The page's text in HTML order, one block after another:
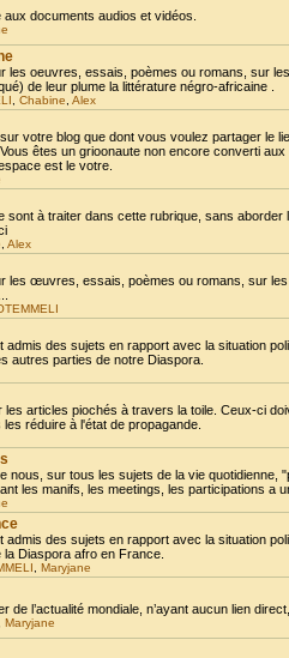
documents audios et vidéos.
les oeuvres, essais, poèmes ou romans, sur
de leur plume la littérature négro-africaine .
Chabine Alex
votre blog que dont vous voulez partager le
êtes un grioonaute non encore converti
est le votre.
sont à traiter dans cette rubrique, sans
Alex
les œuvres, essais, poèmes ou romans, sur
admis des sujets en rapport avec la situation
autres parties de notre Diaspora.
articles piochés à travers la toile. Ceux-ci
réduire à l'état de propagande.
nous, sur tous les sujets de la vie
les manifs, les meetings, les participations a
admis des sujets en rapport avec la situation
Diaspora afro en France.
Maryjane
de l’actualité mondiale, n’ayant aucun lien
Maryjane